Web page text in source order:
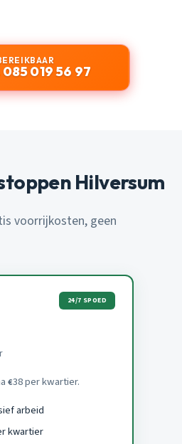
085 019 56 97
Hilversum
voorrijkosten, geen
24/7 SPOED
€38 per kwartier.
arbeid
kwartier